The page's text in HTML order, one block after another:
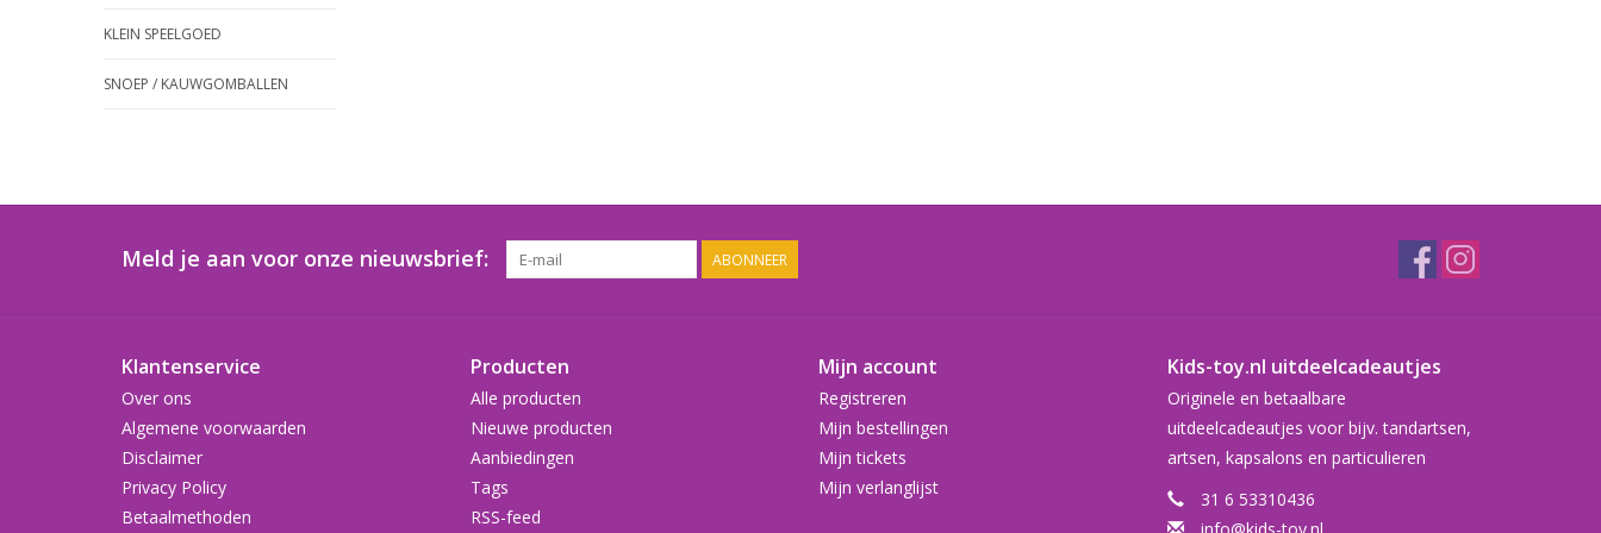
KLEIN SPEELGOED
SNOEP / KAUWGOMBALLEN
Meld je aan voor onze nieuwsbrief: ABONNEER
Klantenservice
Over ons
Algemene voorwaarden
Disclaimer
Privacy Policy
Betaalmethoden
Producten
Alle producten
Nieuwe producten
Aanbiedingen
Tags
RSS-feed
Mijn account
Registreren
Mijn bestellingen
Mijn tickets
Mijn verlanglijst
Kids-toy.nl uitdeelcadeautjes
Originele en betaalbare
uitdeelcadeautjes voor bijv. tandartsen,
artsen, kapsalons en particulieren
31 6 53310436